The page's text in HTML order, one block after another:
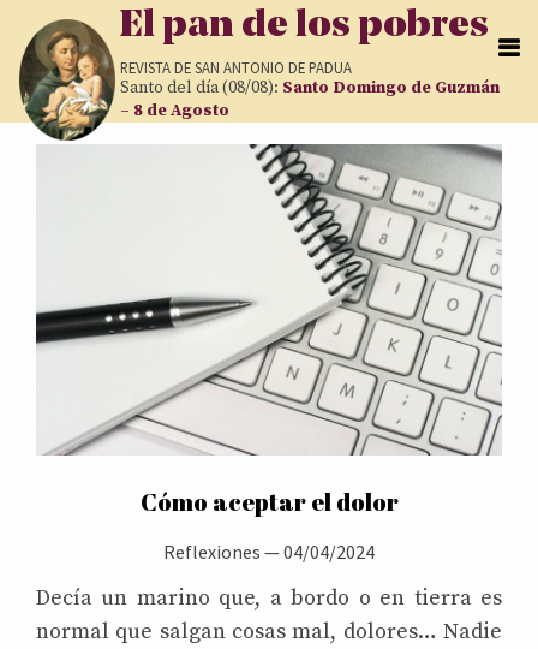
Pasar al contenido principal
El pan de los pobres
REVISTA DESAN ANTONIO DE PADUA
Santo del día (08/08): Santo Domingo de Guzmán
– 8 de Agosto
Cómo aceptar el dolor
Reflexiones —04/04/2024
Decía un marino que, a bordo o en tierra es
normal que salgan cosas mal, dolores… Nadie